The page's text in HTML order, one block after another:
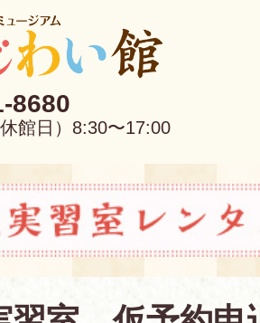
8680
館日）8:30〜17:00
EN 中文